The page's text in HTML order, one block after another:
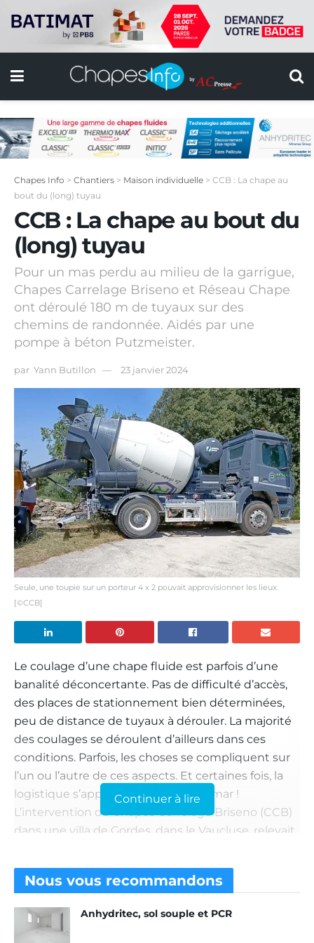
Chapes Info > Chantiers > Maison individuelle > CCB : La chape au
bout du (long) tuyau
CCB : La chape au bout du
(long) tuyau
Pour un mas perdu au milieu de la garrigue,
Chapes Carrelage Briseno et Réseau Chape
ont déroulé 180 m de tuyaux sur des
chemins de randonnée. Aidés par une
pompe à béton Putzmeister.
par Yann Butillon 23 janvier 2024
Seule, une toupie sur un porteur 4 x 2 pouvait approvisionner les lieux.
[©CCB]
Le coulage d’une chape fluide est parfois d’une
banalité déconcertante. Pas de difficulté d’accès,
des places de stationnement bien déterminées,
peu de distance de tuyaux à dérouler. La majorité
des coulages se déroulent d’ailleurs dans ces
conditions. Parfois, les choses se compliquent sur
l’un ou l’autre de ces aspects. Et certaines fois, la
logistique s’apparente à un cauchemar !
L’intervention de Chapes Carrelage Briseno (CCB)
dans une villa de Gordes, dans le Vaucluse, relevait
Lire aussi : CCB, l’entreprenariat en famille
« Nous devions couler dans une villa en totale
rénovation,
Continuer à lire
Nous vous recommandons
Anhydritec, sol souple et PCR